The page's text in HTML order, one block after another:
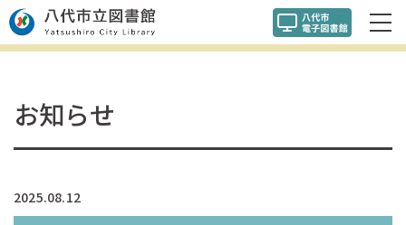
お知らせ
2025.08.12